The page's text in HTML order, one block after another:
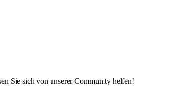
Sie sich von unserer Community helfen!